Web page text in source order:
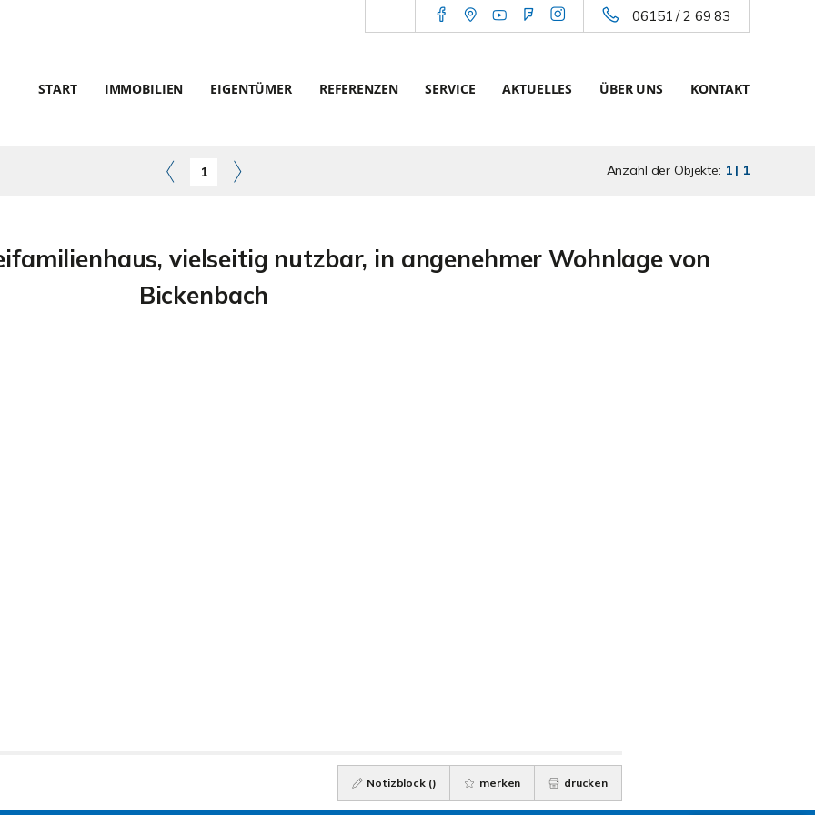
06151 / 2 69 83
START IMMOBILIEN EIGENTÜMER REFERENZEN SERVICE AKTUELLES ÜBER UNS KONTAKT
1 Anzahl der Objekte: 1 | 1
vielseitig nutzbar, in angenehmer Wohnlage von
Bickenbach
Notizblock () merken drucken